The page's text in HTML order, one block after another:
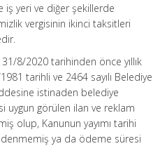
iş yeri ve diğer şekillerde
vergisinin ikinci taksitleri
31/8/2020 tarihinden önce yıllık
tarihli ve 2464 sayılı Belediye
istinaden belediye
uygun görülen ilan ve reklam
olup, Kanunun yayımı tarihi
ya da ödeme süresi